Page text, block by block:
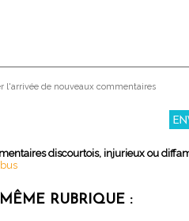
l'arrivée de nouveaux commentaires
discourtois, injurieux ou
RUBRIQUE :